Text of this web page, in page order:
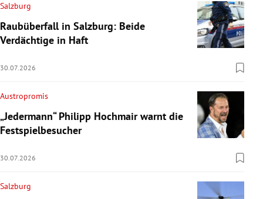
Salzburg
Raubüberfall in Salzburg: Beide
Verdächtige in Haft
30.07.2026
Austropromis
„Jedermann“ Philipp Hochmair warnt die
Festspielbesucher
30.07.2026
Salzburg